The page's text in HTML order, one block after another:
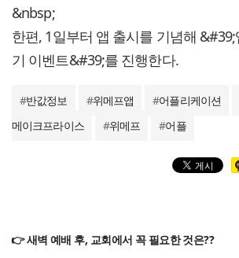
&nbsp;
한편, 1일부터 앱 출시를 기념해
기 이벤트&#39;를 진행한다.
#반값정보 #위메프앱 #어플리케이션
메이크프라이스
#위메프 #어플
👉 새벽 예배 후, 교회에서 꼭 필요한 것은??